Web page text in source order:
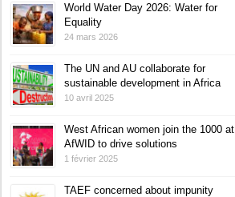
World Water Day 2026: Water for
Equality
24 mars 2026
The UN and AU collaborate for
sustainable development in Africa
10 avril 2025
West African women join the 1000 at
AfWID to drive solutions
1 février 2025
TAEF concerned about impunity